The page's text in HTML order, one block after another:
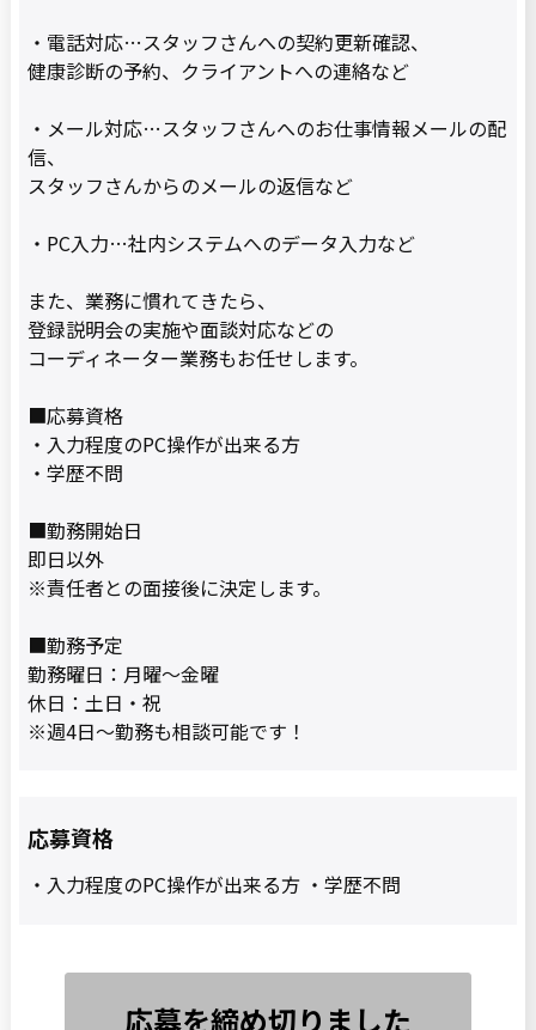
・電話対応…スタッフさんへの契約更新確認、
健康診断の予約、クライアントへの連絡など
・メール対応…スタッフさんへのお仕事情報メールの配
信、
スタッフさんからのメールの返信など
・PC入力…社内システムへのデータ入力など
また、業務に慣れてきたら、
登録説明会の実施や面談対応などの
コーディネーター業務もお任せします。
■応募資格
・入力程度のPC操作が出来る方
・学歴不問
■勤務開始日
即日以外
※責任者との面接後に決定します。
■勤務予定
勤務曜日：月曜〜金曜
休日：土日・祝
※週4日〜勤務も相談可能です！
応募資格
・入力程度のPC操作が出来る方 ・学歴不問
応募を締め切りました